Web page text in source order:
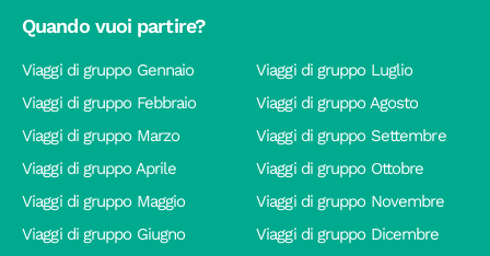
Quando vuoi partire?
Viaggi di gruppo Gennaio
Viaggi di gruppo Febbraio
Viaggi di gruppo Marzo
Viaggi di gruppo Aprile
Viaggi di gruppo Maggio
Viaggi di gruppo Giugno
Viaggi di gruppo Luglio
Viaggi di gruppo Agosto
Viaggi di gruppo Settembre
Viaggi di gruppo Ottobre
Viaggi di gruppo Novembre
Viaggi di gruppo Dicembre